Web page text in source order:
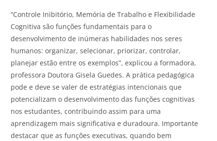
“Controle Inibitório, Memória de Trabalho e Flexibilidade
Cognitiva são funções fundamentais para o
desenvolvimento de inúmeras habilidades nos seres
humanos: organizar, selecionar, priorizar, controlar,
planejar estão entre os exemplos”, explicou a formadora,
professora Doutora Gisela Guedes. A prática pedagógica
pode e deve se valer de estratégias intencionais que
potencializam o desenvolvimento das funções cognitivas
nos estudantes, contribuindo assim para uma
aprendizagem mais significativa e duradoura. Importante
destacar que as funções executivas, quando bem